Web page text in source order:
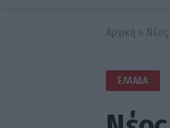
Αρχική »
ΕΛΛΆΔΑ